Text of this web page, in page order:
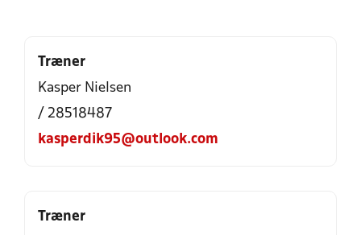
Træner
Kasper Nielsen
/ 28518487
kasperdik95@outlook.com
Træner